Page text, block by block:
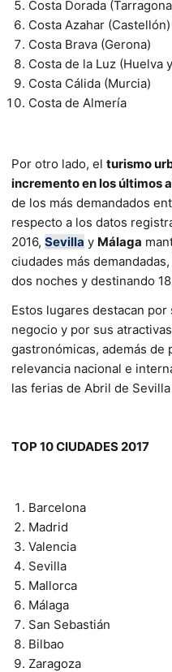
Costa Dorada
Costa Azahar (Castellón)
Costa Brava (Gerona)
Costa de la Luz (Huelva
Costa Cálida (Murcia)
Costa de Almería
Por otro lado, el turismo
incremento en los últimos
de los más demandados
respecto a los datos
2016, Sevilla y Málaga
ciudades más
dos noches y destinando
Estos lugares destacan
negocio y por sus
gastronómicas, además de
relevancia nacional e
las ferias de Abril de
TOP 10 CIUDADES 2017
Barcelona
Madrid
Valencia
Sevilla
Mallorca
Málaga
San Sebastián
Bilbao
Zaragoza